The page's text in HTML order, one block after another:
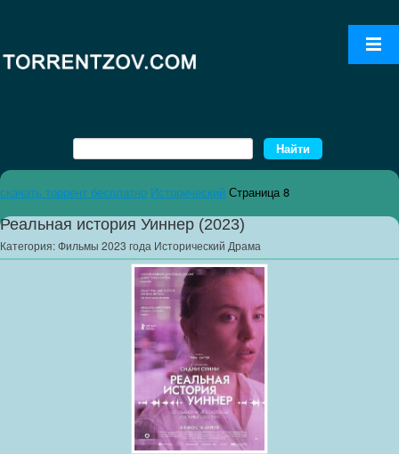
скачать торрент бесплатно Исторический Страница 8
Реальная история Уиннер (2023)
Категория:Фильмы 2023 года Исторический Драма